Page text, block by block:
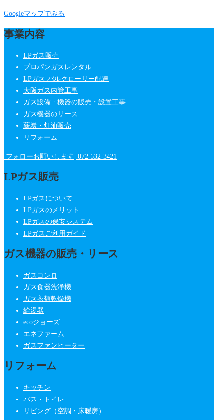
Googleマップでみる
事業内容
LPガス販売
プロパンガスレンタル
LPガス バルクローリー配達
大阪ガス内管工事
ガス設備・機器の販売・設置工事
ガス機器のリース
薪炭・灯油販売
リフォーム
フォローお願いします 072-632-3421
LPガス販売
LPガスについて
LPガスのメリット
LPガスの保安システム
LPガスご利用ガイド
ガス機器の販売・リース
ガスコンロ
ガス食器洗浄機
ガス衣類乾燥機
給湯器
ecoジョーズ
エネファーム
ガスファンヒーター
リフォーム
キッチン
バス・トイレ
リビング（空調・床暖房）